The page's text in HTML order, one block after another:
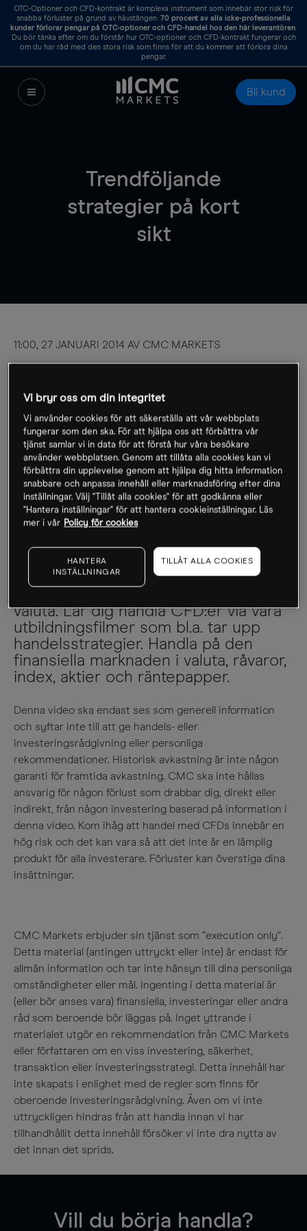
OTC-Optioner och CFD-kontrakt är komplexa instrument som innebär stor risk för
snabba förluster på grund av hävstången. 70 procent av alla icke-professionella
kunder förlorar pengar på OTC-optioner och CFD-handel hos den här leverantören
Du bör tänka efter om du förstår hur OTC-optioner och CFD-kontrakt fungerar och
om du har råd med den stora risk som finns för att du kommer att förlora dina
pengar.
Bli kund
Trendföljande
strategier på kort
sikt
11:00, 27 JANUARI 2014 AV CMC MARKETS
CMC Markets är ledande globalt
valuta. Lär dig handla CFD:er via våra
utbildningsfilmer som bl.a. tar upp
handelsstrategier. Handla på den
finansiella marknaden i valuta, råvaror,
index, aktier och räntepapper.
Denna video ska endast ses som generell information
och syftar inte till att ge handels- eller
investeringsrådgivning eller personliga
rekommendationer. Historisk avkastning är inte någon
garanti för framtida avkastning. CMC ska inte hållas
ansvarig för någon förlust som drabbar dig, direkt eller
indirekt, från någon investering baserad på information i
denna video. Kom ihåg att handel med CFDs innebär en
hög risk och det kan vara så att det inte är en lämplig
produkt för alla investerare. Förluster kan överstiga dina
insättningar.
CMC Markets erbjuder sin tjänst som ”execution only”.
Detta material (antingen uttryckt eller inte) är endast för
allmän information och tar inte hänsyn till dina personliga
omständigheter eller mål. Ingenting i detta material är
(eller bör anses vara) finansiella, investeringar eller andra
råd som beroende bör läggas på. Inget yttrande i
materialet utgör en rekommendation från CMC Markets
eller författaren om en viss investering, säkerhet,
transaktion eller investeringsstrategi. Detta innehåll har
inte skapats i enlighet med de regler som finns för
oberoende investeringsrådgivning. Även om vi inte
uttryckligen hindras från att handla innan vi har
tillhandhållit detta innehåll försöker vi inte dra nytta av
det innan det sprids.
Vill du börja handla?
Vi bryr oss om din integritet
Vi använder cookies för att säkerställa att vår webbplats
fungerar som den ska. För att hjälpa oss att förbättra vår
tjänst samlar vi in data för att förstå hur våra besökare
använder webbplatsen. Genom att tillåta alla cookies kan vi
förbättra din upplevelse genom att hjälpa dig hitta information
snabbare och anpassa innehåll eller marknadsföring efter dina
inställningar. Välj "Tillåt alla cookies" för att godkänna eller
"Hantera inställningar" för att hantera cookieinställningar. Läs
mer i vår Policy för cookies
HANTERA
INSTÄLLNINGAR
TILLÅT ALLA COOKIES